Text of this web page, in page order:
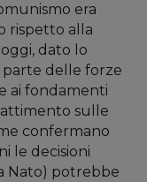
era
rispetto alla
dato lo
parte delle forze
ai fondamenti
sulle
confermano
le decisioni
Nato) potrebbe